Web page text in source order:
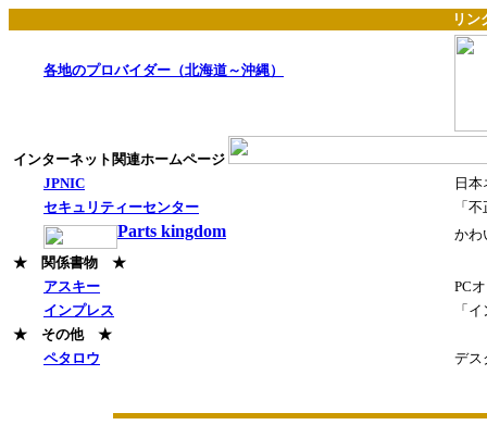
リン
各地のプロバイダー（北海道～沖縄）
インターネット関連ホームページ
JPNIC
日
セキュリティーセンター
「
Parts kingdom
かわ
★ 関係書物 ★
アスキー
PC
インプレス
「
★ その他 ★
ペタロウ
デス